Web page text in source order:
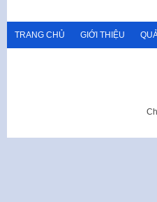
TRANG CHỦ GIỚI THIỆU